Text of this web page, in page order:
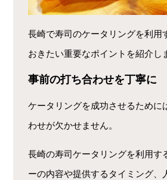
長崎で寿司のケータリングを利用
おきたい重要なポイントを紹介し
事前の打ち合わせを丁寧に
ケータリングを成功させるために
わせが欠かせません。
長崎の寿司ケータリングを利用す
ーの内容や提供するタイミング、